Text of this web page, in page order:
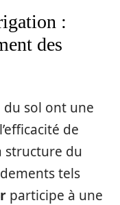
:
des
du sol ont une
de
structure du
tels
participe à une